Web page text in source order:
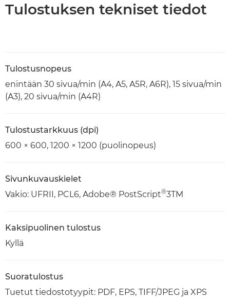
Tulostuksen tekniset tiedot
Tulostusnopeus
enintään 30 sivua/min (A4, A5, A5R, A6R), 15 sivua/min
(A3), 20 sivua/min (A4R)
Tulostustarkkuus (dpi)
600 × 600, 1200 × 1200 (puolinopeus)
Sivunkuvauskielet
Vakio: UFRII, PCL6, Adobe® PostScript®3TM
Kaksipuolinen tulostus
Kyllä
Suoratulostus
Tuetut tiedostotyypit: PDF, EPS, TIFF/JPEG ja XPS